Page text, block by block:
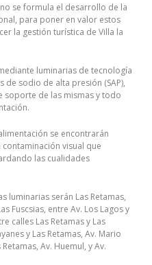
se formula el desarrollo de la
para poner en valor estos
la gestión turística de Villa la
luminarias de tecnología
de sodio de alta presión (SAP),
soporte de las mismas y todo
se encontrarán
visual que
las cualidades
luminarias serán Las Retamas,
Fuscsias, entre Av. Los Lagos y
calles Las Retamas y Las
y Las Retamas, Av. Mario
Av. Huemul, y Av.